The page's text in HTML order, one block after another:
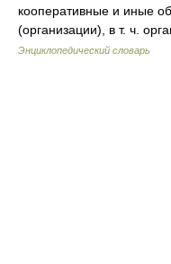
кооперативные и иные
(организации), в т. ч.
Энциклопедический словарь